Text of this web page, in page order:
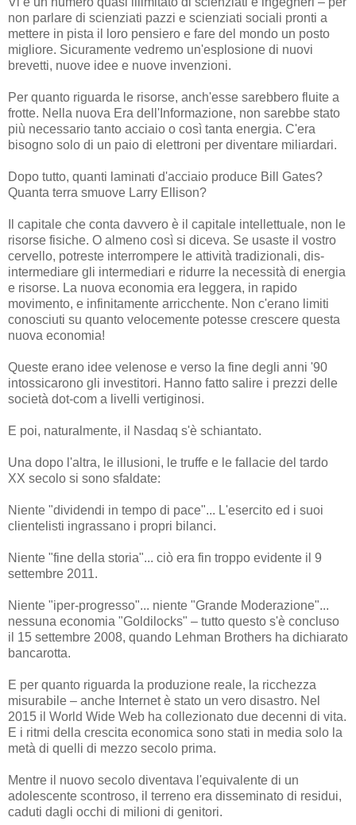
non parlare di scienziati pazzi e scienziati sociali pronti a
mettere in pista il loro pensiero e fare del mondo un posto
migliore. Sicuramente vedremo un'esplosione di nuovi
brevetti, nuove idee e nuove invenzioni.
Per quanto riguarda le risorse, anch'esse sarebbero fluite a
frotte. Nella nuova Era dell'Informazione, non sarebbe stato
più necessario tanto acciaio o così tanta energia. C'era
bisogno solo di un paio di elettroni per diventare miliardari.
Dopo tutto, quanti laminati d'acciaio produce Bill Gates?
Quanta terra smuove Larry Ellison?
Il capitale che conta davvero è il capitale intellettuale, non le
risorse fisiche. O almeno così si diceva. Se usaste il vostro
cervello, potreste interrompere le attività tradizionali, dis-
intermediare gli intermediari e ridurre la necessità di energia
e risorse. La nuova economia era leggera, in rapido
movimento, e infinitamente arricchente. Non c'erano limiti
conosciuti su quanto velocemente potesse crescere questa
nuova economia!
Queste erano idee velenose e verso la fine degli anni '90
intossicarono gli investitori. Hanno fatto salire i prezzi delle
società dot-com a livelli vertiginosi.
E poi, naturalmente, il Nasdaq s'è schiantato.
Una dopo l'altra, le illusioni, le truffe e le fallacie del tardo
XX secolo si sono sfaldate:
Niente "dividendi in tempo di pace"... L'esercito ed i suoi
clientelisti ingrassano i propri bilanci.
Niente "fine della storia"... ciò era fin troppo evidente il 9
settembre 2011.
Niente "iper-progresso"... niente "Grande Moderazione"...
nessuna economia "Goldilocks" – tutto questo s'è concluso
il 15 settembre 2008, quando Lehman Brothers ha dichiarato
bancarotta.
E per quanto riguarda la produzione reale, la ricchezza
misurabile – anche Internet è stato un vero disastro. Nel
2015 il World Wide Web ha collezionato due decenni di vita.
E i ritmi della crescita economica sono stati in media solo la
metà di quelli di mezzo secolo prima.
Mentre il nuovo secolo diventava l'equivalente di un
adolescente scontroso, il terreno era disseminato di residui,
caduti dagli occhi di milioni di genitori.